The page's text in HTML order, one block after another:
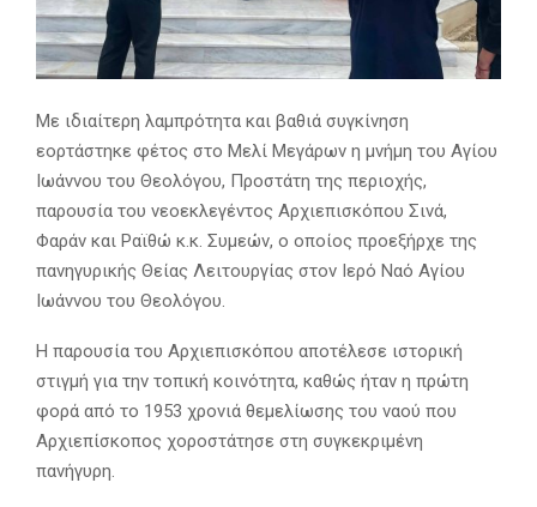
Με ιδιαίτερη λαμπρότητα και βαθιά συγκίνηση
εορτάστηκε φέτος στο Μελί Μεγάρων η μνήμη του Αγίου
Ιωάννου του Θεολόγου, Προστάτη της περιοχής,
παρουσία του νεοεκλεγέντος Αρχιεπισκόπου Σινά,
Φαράν και Ραϊθώ κ.κ. Συμεών, ο οποίος προεξήρχε της
πανηγυρικής Θείας Λειτουργίας στον Ιερό Ναό Αγίου
Ιωάννου του Θεολόγου.
Η παρουσία του Αρχιεπισκόπου αποτέλεσε ιστορική
στιγμή για την τοπική κοινότητα, καθώς ήταν η πρώτη
φορά από το 1953 χρονιά θεμελίωσης του ναού που
Αρχιεπίσκοπος χοροστάτησε στη συγκεκριμένη
πανήγυρη.